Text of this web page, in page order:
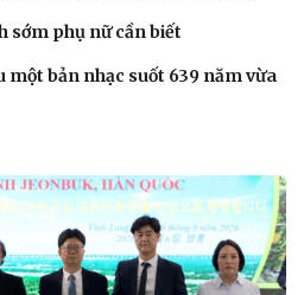
sớm phụ nữ cần biết
một bản nhạc suốt 639 năm vừa